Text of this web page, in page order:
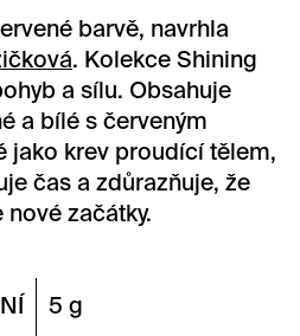
barvě, navrhla
. Kolekce Shining
a sílu. Obsahuje
a bílé s červeným
jako krev proudící tělem,
čas a zdůrazňuje, že
nové začátky.
5 g